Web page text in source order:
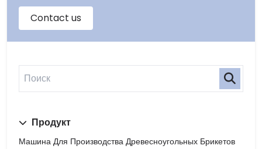
Продукт
Машина Для Производства Древесноугольных Брикетов